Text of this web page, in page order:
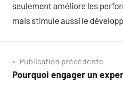
seulement améliore les
mais stimule aussi le
Navigation
de
Publication précédente
Pourquoi engager un